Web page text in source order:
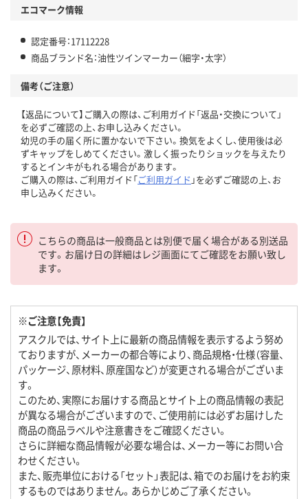
エコマーク情報
認定番号：17112228
商品ブランド名：油性ツインマーカー（細字・太字）
備考（ご注意）
【返品について】ご購入の際は、ご利用ガイド「返品・交換について」
を必ずご確認の上、お申し込みください。
幼児の手の届く所に置かないで下さい。換気をよくし、使用後は必
ずキャップをしめてください。激しく振ったりショックを与えたり
するとインキがもれる場合があります。
ご購入の際は、ご利用ガイド「ご利用ガイド 」を必ずご確認の上、お
申し込みください。
こちらの商品は一般商品とは別便で届く場合がある別送品
です。お届け日の詳細はレジ画面にてご確認をお願い致し
ます。
※ご注意【免責】
アスクルでは、サイト上に最新の商品情報を表示するよう努め
ておりますが、メーカーの都合等により、商品規格・仕様（容量、
パッケージ、原材料、原産国など）が変更される場合がございま
す。
このため、実際にお届けする商品とサイト上の商品情報の表記
が異なる場合がございますので、ご使用前には必ずお届けした
商品の商品ラベルや注意書きをご確認ください。
さらに詳細な商品情報が必要な場合は、メーカー等にお問い合
わせください。
また、販売単位における「セット」表記は、箱でのお届けをお約束
するものではありません。あらかじめご了承ください。